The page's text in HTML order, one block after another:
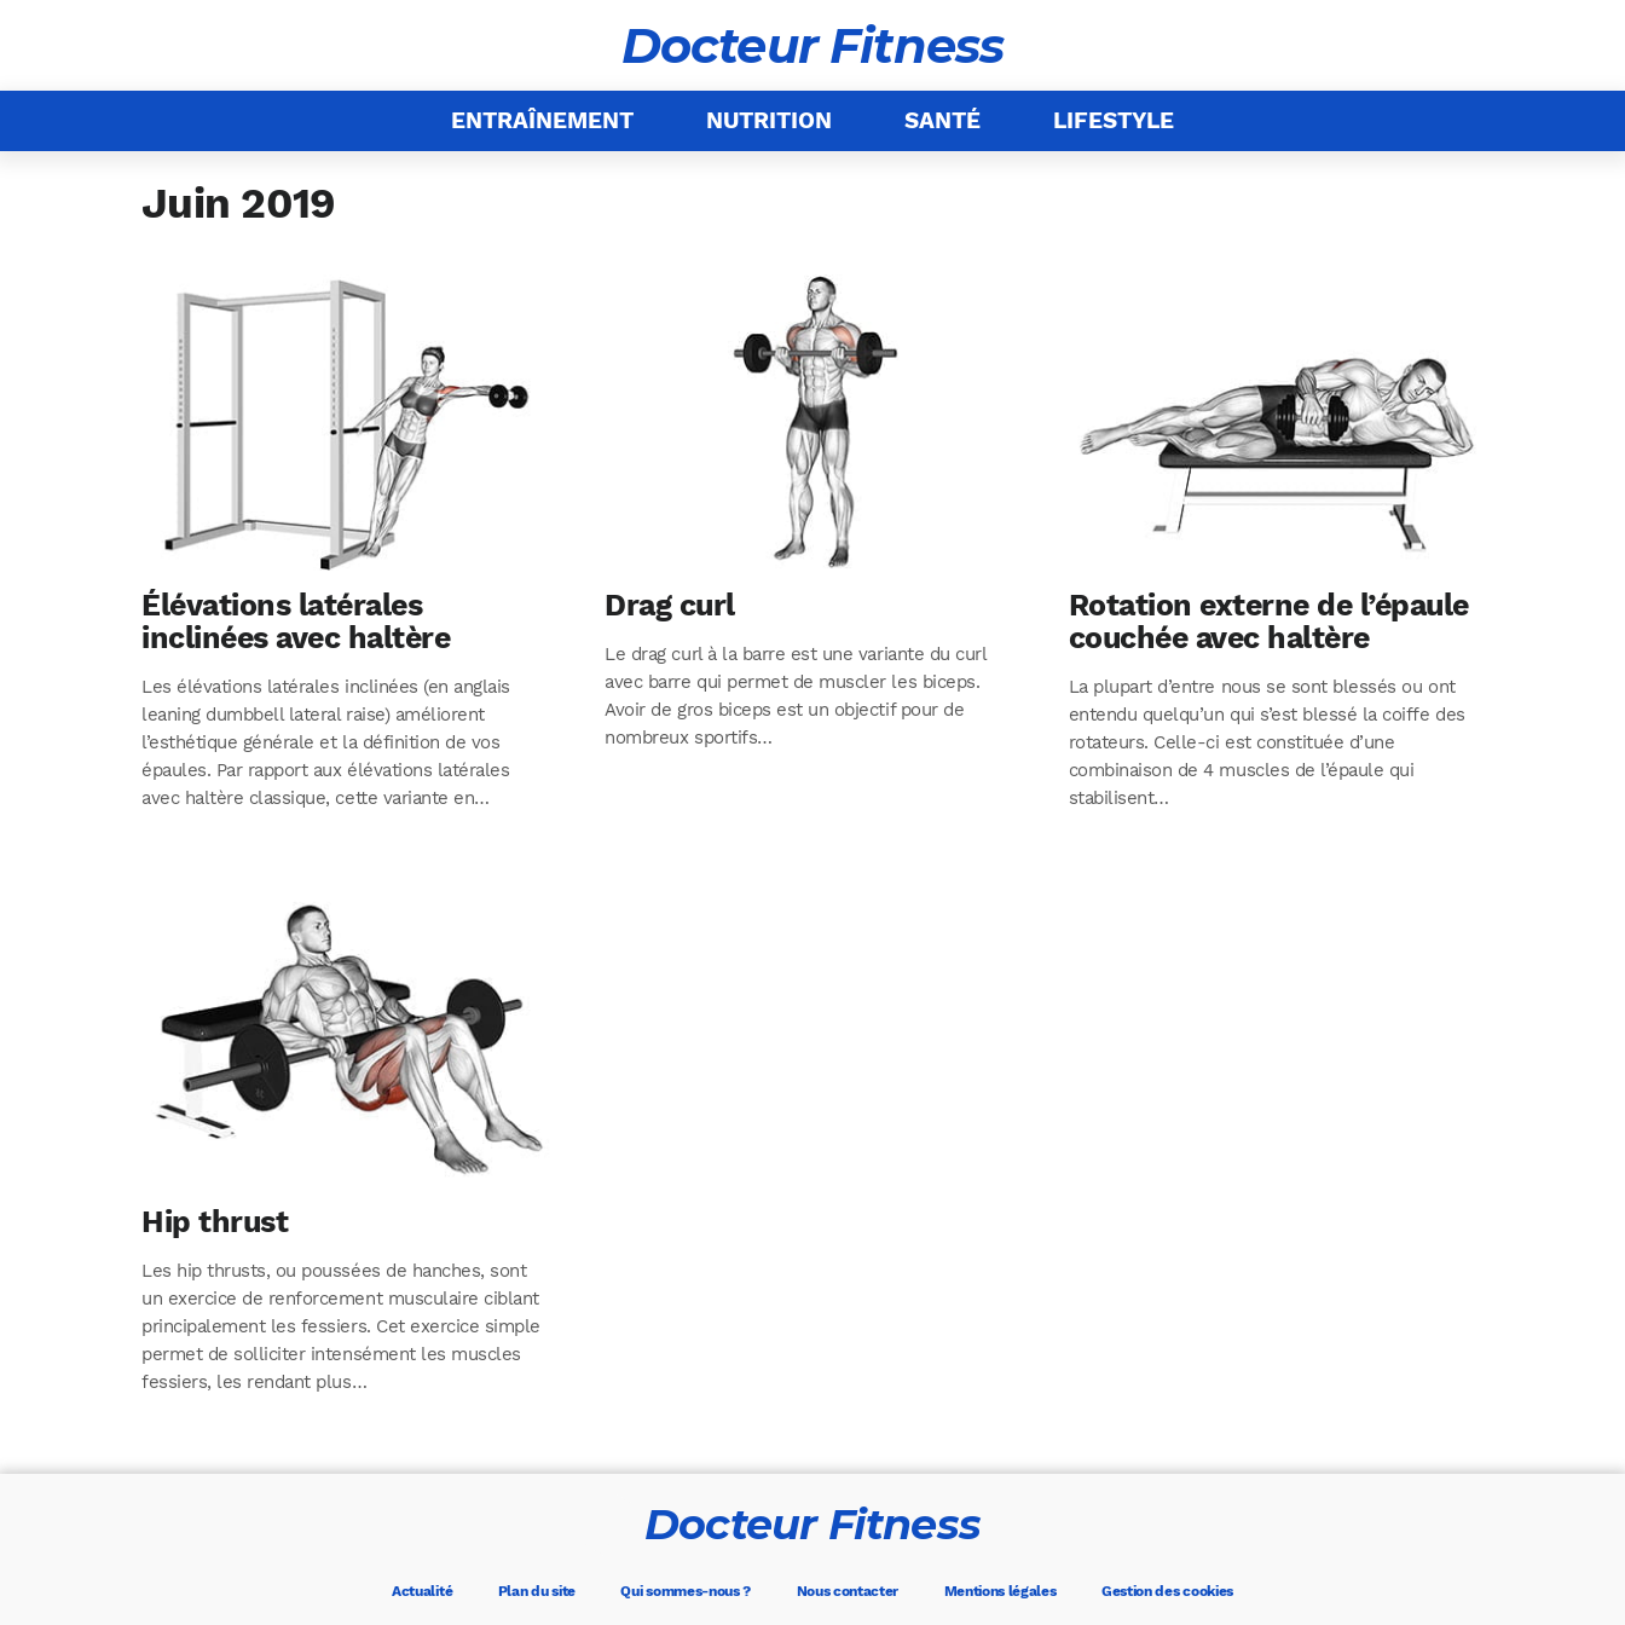
Docteur Fitness
ENTRAÎNEMENT NUTRITION SANTÉ LIFESTYLE
Juin 2019
Élévations latérales
inclinées avec haltère
Les élévations latérales inclinées (en anglais
leaning dumbbell lateral raise) améliorent
l’esthétique générale et la définition de vos
épaules. Par rapport aux élévations latérales
avec haltère classique, cette variante en…
Drag curl
Le drag curl à la barre est une variante du curl
avec barre qui permet de muscler les biceps.
Avoir de gros biceps est un objectif pour de
nombreux sportifs…
Rotation externe de l’épaule
couchée avec haltère
La plupart d’entre nous se sont blessés ou ont
entendu quelqu’un qui s’est blessé la coiffe des
rotateurs. Celle-ci est constituée d’une
combinaison de 4 muscles de l’épaule qui
stabilisent…
Hip thrust
Les hip thrusts, ou poussées de hanches, sont
un exercice de renforcement musculaire ciblant
principalement les fessiers. Cet exercice simple
permet de solliciter intensément les muscles
fessiers, les rendant plus…
Docteur Fitness
Actualité Plan du site Qui sommes-nous ? Nous contacter Mentions légales Gestion des cookies